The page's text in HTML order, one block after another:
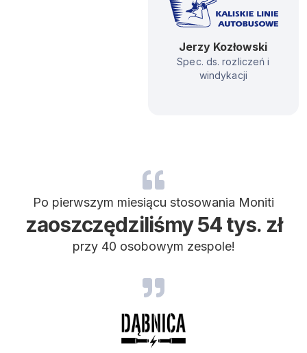
Jerzy Kozłowski
Spec. ds. rozliczeń i
windykacji
Po pierwszym miesiącu stosowania Moniti
zaoszczędziliśmy 54 tys. zł
przy 40 osobowym zespole!